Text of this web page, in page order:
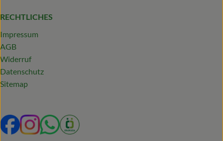
RECHTLICHES
Impressum
AGB
Widerruf
Datenschutz
Sitemap
Externer Link zu https://www.facebook.com/
Externer Link zu https://www.instagram.com/
Externer Link zu https://wa.me/492319231340
Externer Link zu https://